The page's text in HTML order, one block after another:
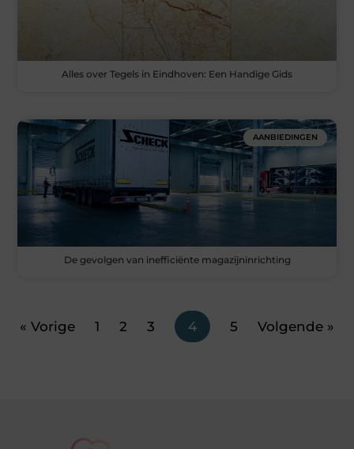
Alles over Tegels in Eindhoven: Een Handige Gids
AANBIEDINGEN
De gevolgen van inefficiënte magazijninrichting
« Vorige 1 2 3 4 5 Volgende »